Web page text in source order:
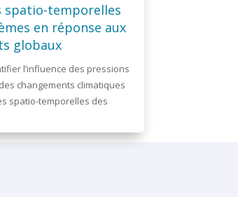
spatio-temporelles
en réponse aux
globaux
l’influence des pressions
changements climatiques
spatio-temporelles des